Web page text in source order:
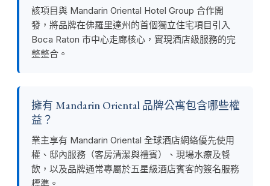
該項目與 Mandarin Oriental Hotel Group 合作開
發，將品牌在佛羅里達州的首個獨立住宅項目引入
Boca Raton 市中心走廊核心，實現酒店級服務的完
整整合。
擁有 Mandarin Oriental 品牌公寓包含哪些權
益？
業主享有 Mandarin Oriental 全球酒店網絡優先使用
權、邸內服務（客房清潔與禮賓）、現場水療及餐
飲，以及品牌通常專屬於五星級酒店賓客的簽名服務
標準。